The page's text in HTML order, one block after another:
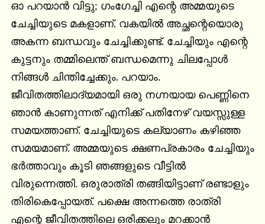
ഓ പറയാന്‍ വിട്ടു; ഗംഗേച്ചി എന്റെ അമ്മയുടെ
ചേച്ചിയുടെ മകളാണ്. വകയില്‍ അച്ഛന്റെയൊരു
അകന്ന ബന്ധവും ചേച്ചിക്കുണ്ട്. ചേച്ചിയും എന്റെ
കുട്ടനും തമ്മിലെന്ത് ബന്ധമെന്നു ചിലപ്പോള്‍
നിങ്ങള്‍ ചിന്തിച്ചേക്കും. പറയാം.
ജീവിതത്തിലാദ്യമായി ഒരു നഗ്നയായ പെണ്ണിനെ
ഞാന്‍ കാണുന്നത് എനിക്ക് പതിനേഴ്‌ വയസ്സുള്ള
സമയത്താണ്. ചേച്ചിയുടെ കല്യാണം കഴിഞ്ഞ
സമയമാണ്. അമ്മയുടെ ക്ഷണപ്രകാരം ചേച്ചിയും
ഭര്‍ത്താവും കൂടി ഞങ്ങളുടെ വീട്ടില്‍
വിരുന്നെത്തി. ഒരുരാത്രി തങ്ങിയിട്ടാണ് രണ്ടാളും
തിരികെപ്പോയത്. പക്ഷെ അന്നത്തെ രാത്രി
എന്റെ ജീവിതത്തിലെ ഒരിക്കലും മറക്കാന്‍